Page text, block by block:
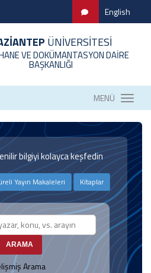
English
ÜNİVERSİTESİ
VE DOKÜMANTASYON DAİRE
BAŞKANLIĞI
MENÜ
bilgiyi kolayca keşfedin
Yayın Makaleleri Kitaplar
ARAMA
Arama